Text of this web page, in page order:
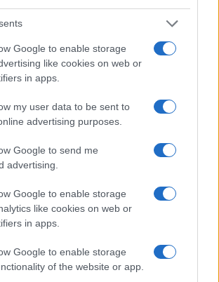
Google to enable storage
like cookies on web or
in apps.
my user data to be sent to
advertising purposes.
Google to send me
advertising.
Google to enable storage
like cookies on web or
in apps.
Google to enable storage
of the website or app.
leggere
la Cda Volley Talmassons FVG
con un roster rinforzato